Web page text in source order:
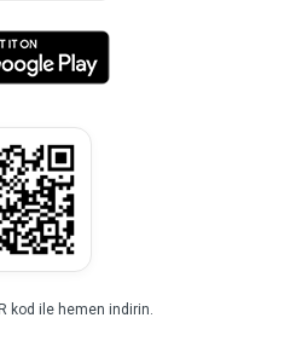
kod ile hemen indirin.